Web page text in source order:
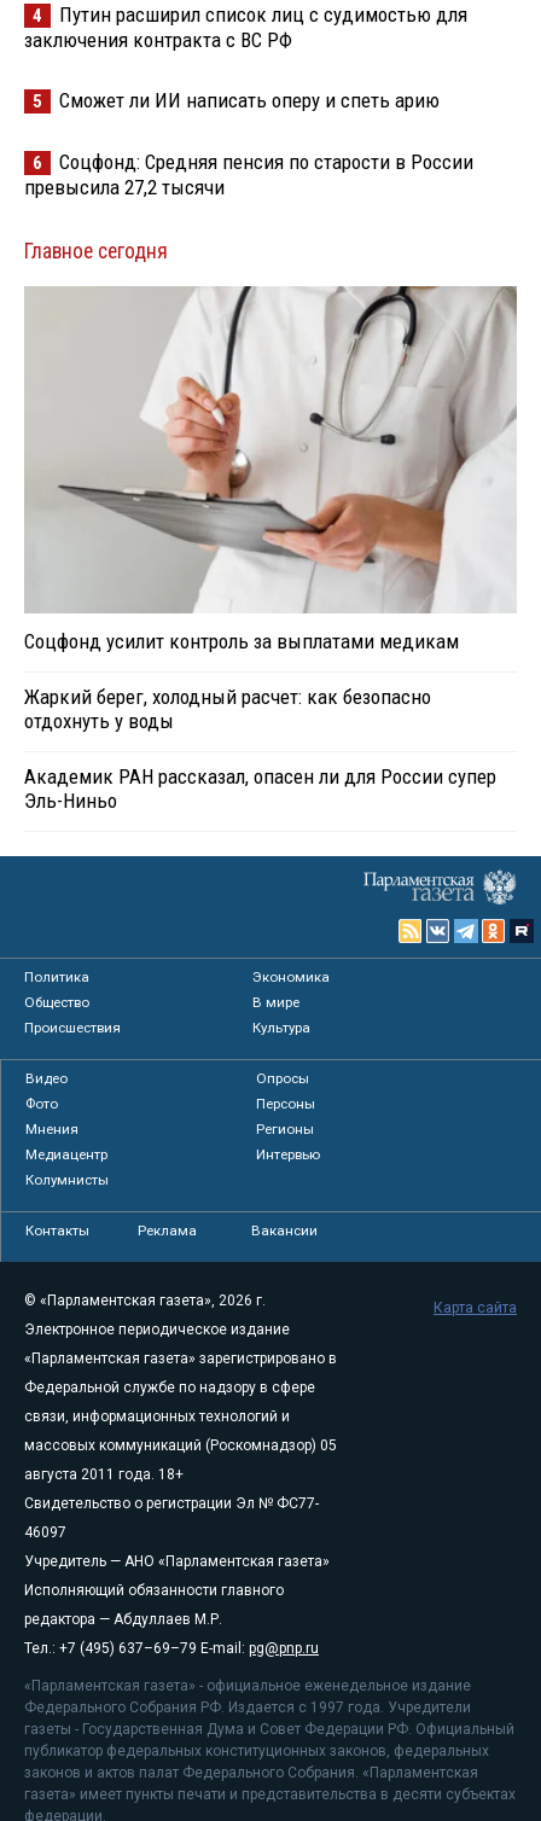
4
Путин расширил список лиц с судимостью для
заключения контракта с ВС РФ
5 Сможет ли ИИ написать оперу и спеть арию
6
Соцфонд: Средняя пенсия по старости в России
превысила 27,2 тысячи
Главное сегодня
Соцфонд усилит контроль за выплатами медикам
Жаркий берег, холодный расчет: как безопасно
отдохнуть у воды
Академик РАН рассказал, опасен ли для России супер
Эль-Ниньо
Политика
Экономика
Общество
В мире
Происшествия
Культура
Видео
Опросы
Фото
Персоны
Мнения
Регионы
Медиацентр
Интервью
Колумнисты
Контакты Реклама Вакансии
© «Парламентская газета», 2026 г.
Электронное периодическое издание
«Парламентская газета» зарегистрировано в
Федеральной службе по надзору в сфере
связи, информационных технологий и
массовых коммуникаций (Роскомнадзор) 05
августа 2011 года. 18+
Свидетельство о регистрации Эл № ФС77-
46097
Учредитель — АНО «Парламентская газета»
Исполняющий обязанности главного
редактора — Абдуллаев М.Р.
Тел.: +7 (495) 637–69–79 E-mail: pg@pnp.ru
«Парламентская газета» - официальное еженедельное издание
Федерального Собрания РФ. Издается с 1997 года. Учредители
газеты - Государственная Дума и Совет Федерации РФ. Официальный
публикатор федеральных конституционных законов, федеральных
законов и актов палат Федерального Собрания. «Парламентская
газета» имеет пункты печати и представительства в десяти субъектах
федерации.
Карта сайта